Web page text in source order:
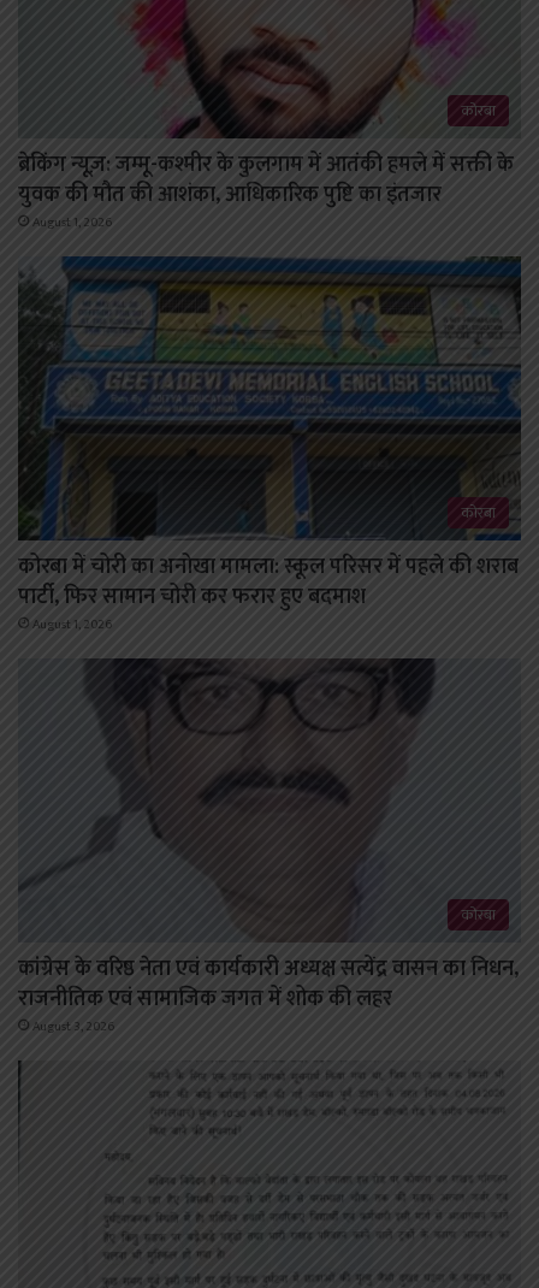
कोरबा
ब्रेकिंग न्यूज़: जम्मू-कश्मीर के कुलगाम में आतंकी हमले में सक्ती के
युवक की मौत की आशंका, आधिकारिक पुष्टि का इंतजार
August 1, 2026
कोरबा
कोरबा में चोरी का अनोखा मामला: स्कूल परिसर में पहले की शराब
पार्टी, फिर सामान चोरी कर फरार हुए बदमाश
August 1, 2026
कोरबा
कांग्रेस के वरिष्ठ नेता एवं कार्यकारी अध्यक्ष सत्येंद्र वासन का निधन,
राजनीतिक एवं सामाजिक जगत में शोक की लहर
August 3, 2026